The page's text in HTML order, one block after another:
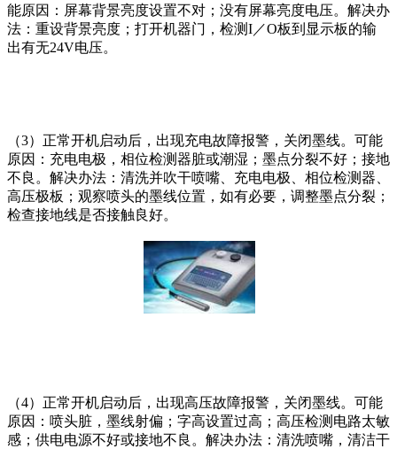
能原因：屏幕背景亮度设置不对；没有屏幕亮度电压。解决办
法：重设背景亮度；打开机器门，检测I／O板到显示板的输
出有无24V电压。
（3）正常开机启动后，出现充电故障报警，关闭墨线。可能
原因：充电电极，相位检测器脏或潮湿；墨点分裂不好；接地
不良。解决办法：清洗并吹干喷嘴、充电电极、相位检测器、
高压极板；观察喷头的墨线位置，如有必要，调整墨点分裂；
检查接地线是否接触良好。
（4）正常开机启动后，出现高压故障报警，关闭墨线。可能
原因：喷头脏，墨线射偏；字高设置过高；高压检测电路太敏
感；供电电源不好或接地不良。解决办法：清洗喷嘴，清洁干